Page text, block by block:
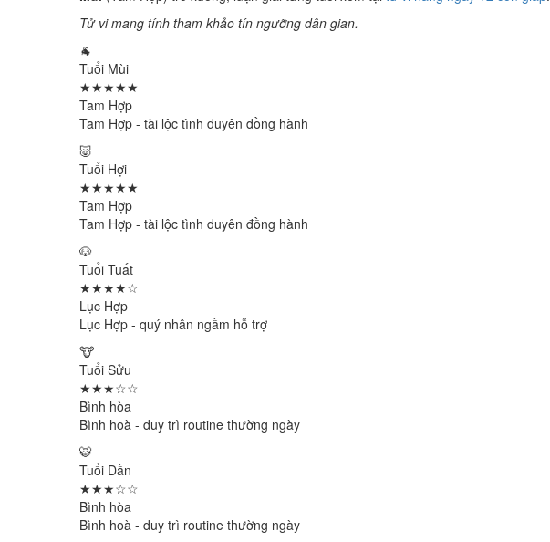
Tử vi mang tính tham khảo tín ngưỡng dân gian.
🐐
Tuổi Mùi
★★★★★
Tam Hợp
Tam Hợp - tài lộc tình duyên đồng hành
🐷
Tuổi Hợi
★★★★★
Tam Hợp
Tam Hợp - tài lộc tình duyên đồng hành
🐶
Tuổi Tuất
★★★★☆
Lục Hợp
Lục Hợp - quý nhân ngầm hỗ trợ
🐮
Tuổi Sửu
★★★☆☆
Bình hòa
Bình hoà - duy trì routine thường ngày
🐯
Tuổi Dần
★★★☆☆
Bình hòa
Bình hoà - duy trì routine thường ngày